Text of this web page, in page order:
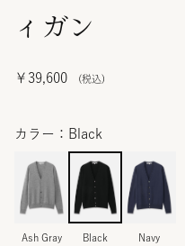
ィガン
￥39,600
カラー：Black
Ash Gray Black Navy